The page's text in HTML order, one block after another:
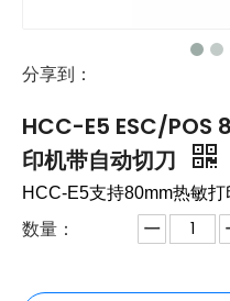
分享到：
HCC-E5 ESC/POS
印机带自动切刀
HCC-E5支持80mm热敏打
数量：